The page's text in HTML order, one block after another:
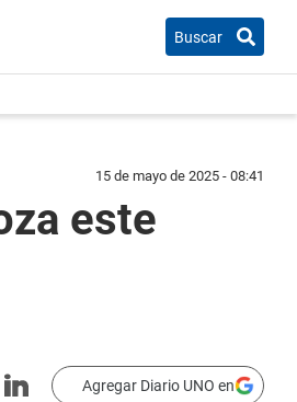
Buscar
15 de mayo de 2025 - 08:41
este
Agregar Diario UNO en